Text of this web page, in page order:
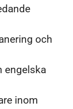
och
engelska
inom